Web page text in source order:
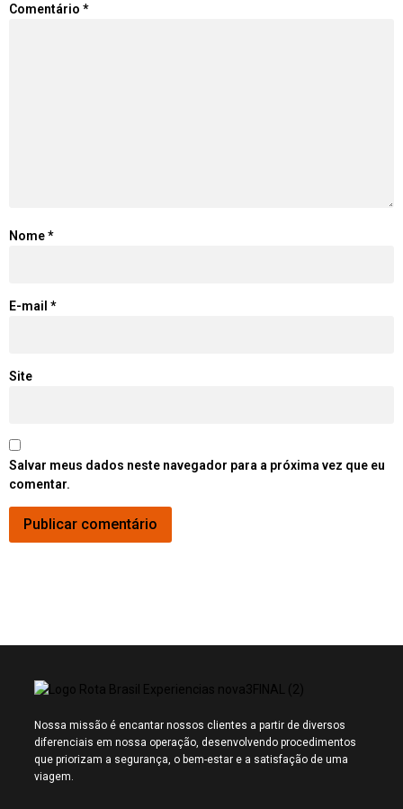
Comentário *
Nome*
E-mail *
Site
Salvar meus dados neste navegador para a próxima vez que eu
comentar.
Nossa missão é encantar nossos clientes a partir de diversos
diferenciais em nossa operação, desenvolvendo procedimentos
que priorizam a segurança, o bem-estar e a satisfação de uma
viagem.